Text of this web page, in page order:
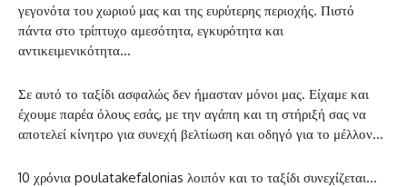
γεγονότα του χωριού μας και της ευρύτερης περιοχής. Πιστό
πάντα στο τρίπτυχο αμεσότητα, εγκυρότητα και
αντικειμενικότητα…
Σε αυτό το ταξίδι ασφαλώς δεν ήμασταν μόνοι μας. Είχαμε και
έχουμε παρέα όλους εσάς, με την αγάπη και τη στήριξή σας να
αποτελεί κίνητρο για συνεχή βελτίωση και οδηγό για το μέλλον…
10 χρόνια poulatakefalonias λοιπόν και το ταξίδι συνεχίζεται…